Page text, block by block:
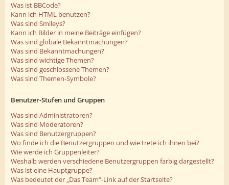
Was ist BBCode?
Kann ich HTML benutzen?
Was sind Smileys?
Kann ich Bilder in meine Beiträge einfügen?
Was sind globale Bekanntmachungen?
Was sind Bekanntmachungen?
Was sind wichtige Themen?
Was sind geschlossene Themen?
Was sind Themen-Symbole?
Benutzer-Stufen und Gruppen
Was sind Administratoren?
Was sind Moderatoren?
Was sind Benutzergruppen?
Wo finde ich die Benutzergruppen und wie trete ich ihnen bei?
Wie werde ich Gruppenleiter?
Weshalb werden verschiedene Benutzergruppen farbig dargestellt?
Was ist eine Hauptgruppe?
Was bedeutet der „Das Team“-Link auf der Startseite?